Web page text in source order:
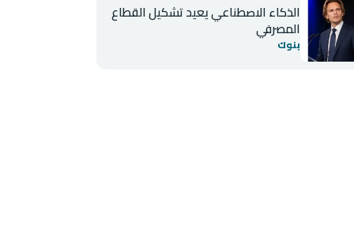
الذكاء الاصطناعي يعيد تشكيل القطاع
المصرفي
بنوك